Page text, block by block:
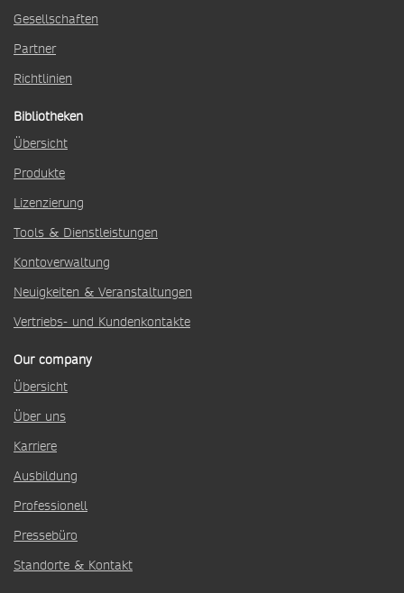
Gesellschaften
Partner
Richtlinien
Bibliotheken
Übersicht
Produkte
Lizenzierung
Tools & Dienstleistungen
Kontoverwaltung
Neuigkeiten & Veranstaltungen
Vertriebs- und Kundenkontakte
Our company
Übersicht
Über uns
Karriere
Ausbildung
Professionell
Pressebüro
Standorte & Kontakt